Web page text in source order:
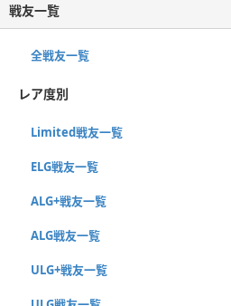
戦友一覧
全戦友一覧
レア度別
Limited戦友一覧
ELG戦友一覧
ALG+戦友一覧
ALG戦友一覧
ULG+戦友一覧